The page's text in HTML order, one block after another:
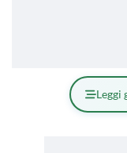
Leggi